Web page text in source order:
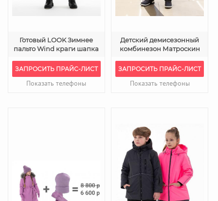
Готовый LOOK Зимнее
пальто Wind краги шапка
ЗАПРОСИТЬ ПРАЙС-ЛИСТ
Показать телефоны
Детский демисезонный
комбинезон Матроскин
ЗАПРОСИТЬ ПРАЙС-ЛИСТ
Показать телефоны